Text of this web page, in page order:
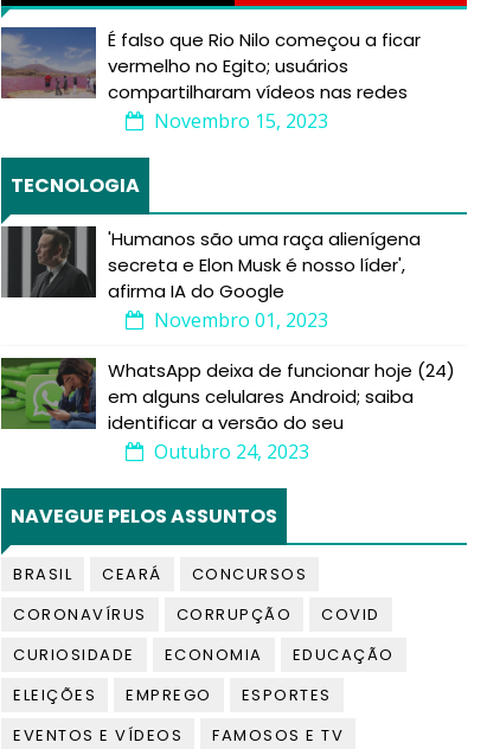
É falso que Rio Nilo começou a ficar
vermelho no Egito; usuários
compartilharam vídeos nas redes
Novembro 15, 2023
TECNOLOGIA
'Humanos são uma raça alienígena
secreta e Elon Musk é nosso líder',
afirma IA do Google
Novembro 01, 2023
WhatsApp deixa de funcionar hoje (24)
em alguns celulares Android; saiba
identificar a versão do seu
Outubro 24, 2023
NAVEGUE PELOS ASSUNTOS
BRASIL CEARÁ
CONCURSOS
CORONAVÍRUS
CORRUPÇÃO
COVID
CURIOSIDADE
ECONOMIA
EDUCAÇÃO
ELEIÇÕES
EMPREGO
ESPORTES
EVENTOS E VÍDEOS
FAMOSOS E TV